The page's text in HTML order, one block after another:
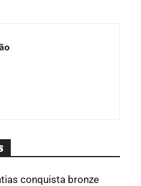
conquista bronze